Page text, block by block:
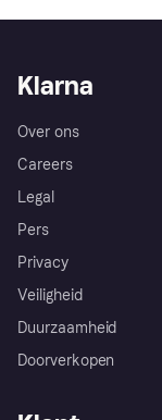
Klarna
Over ons
Careers
Legal
Pers
Privacy
Veiligheid
Duurzaamheid
Doorverkopen